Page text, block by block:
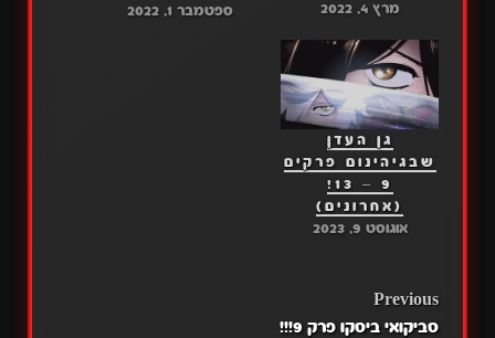
קבלתי כל כך הרבה
אנשים "מתי העולם של
לידייל יוצא", "תגיד עולה
העולם של לידייל היום".
יואוו איזה שיגעון עשיתם לי
אבל למרות כל זה
תפקידנו…
מרץ 4, 2022
ספטמבר 1, 2022
גן העדן
שבגיהינום פרקים
9 – 13!
(אחרונים)
אוגוסט 9, 2023
POST
Previous
סביקואי ביסקו פרק 9!!!